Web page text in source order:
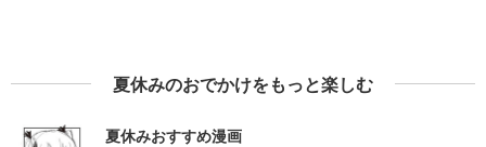
夏休みのおでかけをもっと楽しむ
夏休みおすすめ漫画